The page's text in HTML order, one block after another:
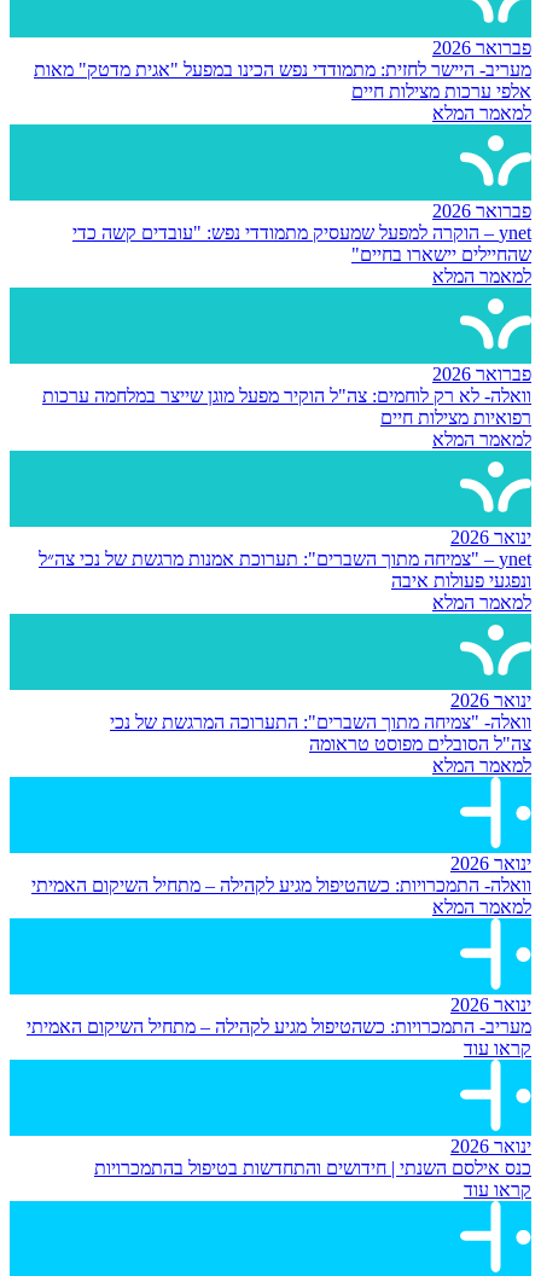
פברואר 2026
מעריב- היישר לחזית: מתמודדי נפש הכינו במפעל "אגית מדטק" מאות
אלפי ערכות מצילות חיים
למאמר המלא
פברואר 2026
ynet – הוקרה למפעל שמעסיק מתמודדי נפש: "עובדים קשה כדי
שהחיילים יישארו בחיים"
למאמר המלא
פברואר 2026
וואלה- לא רק לוחמים: צה"ל הוקיר מפעל מוגן שייצר במלחמה ערכות
רפואיות מצילות חיים
למאמר המלא
ינואר 2026
ynet – "צמיחה מתוך השברים": תערוכת אמנות מרגשת של נכי צה״ל
ונפגעי פעולות איבה
למאמר המלא
ינואר 2026
וואלה- "צמיחה מתוך השברים": התערוכה המרגשת של נכי
צה"ל הסובלים מפוסט טראומה
למאמר המלא
ינואר 2026
וואלה- התמכרויות: כשהטיפול מגיע לקהילה – מתחיל השיקום האמיתי
למאמר המלא
ינואר 2026
מעריב- התמכרויות: כשהטיפול מגיע לקהילה – מתחיל השיקום האמיתי
קראו עוד
ינואר 2026
כנס אילסם השנתי | חידושים והתחדשות בטיפול בהתמכרויות
קראו עוד